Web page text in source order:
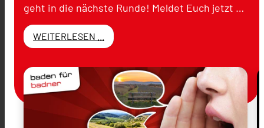
geht in die nächste Runde! Meldet Euch jetzt …
WEITERLESEN ...